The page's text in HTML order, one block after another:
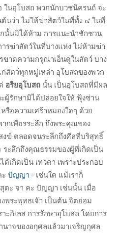
ในอุโบสถ พวกนักบวชนิครนถ์ จะ
นว่า ไม่ให้ฆ่าสัตว์ในที่ทั้ง ๔ ในที่
นั้นมิได้ห้าม การแนะนำชักชวน
ารฆ่าสัตว์ในที่บางแห่ง ไม่ห้ามฆ่า
ขาดความกรุณาเอ็นดูในสัตว์ บาง
สัตว์ทุกหมู่เหล่า อุโบสถของพวก
อริยอุโบสถ นั้น เป็นอุโบสถที่มีผล
ผู้รักษามิได้ปล่อยใจให้ ฟุ้งซ่าน
รือความเศร้าหมองใดๆ ด้วย
กเพียรระลึก ถึงพระคุณของ
งฆ์ ตลอดจนระลึกถึงศีลที่บริสุทธิ์
ระลึกถึงคุณธรรมของผู้ที่เกิดเป็น
ด้เกิดเป็น เทวดา เพราะประกอบ
ะปัญญา
เช่นใด แม้เราก็
ตะ จา คะ ปัญญา เช่นนั้น เมื่อ
พระพุทธเจ้า เป็นต้น จิตย่อม
าะกิเลส การรักษาอุโบสถ โดยการ
นาจของอกุศลแล้วมาเจริญกุศล